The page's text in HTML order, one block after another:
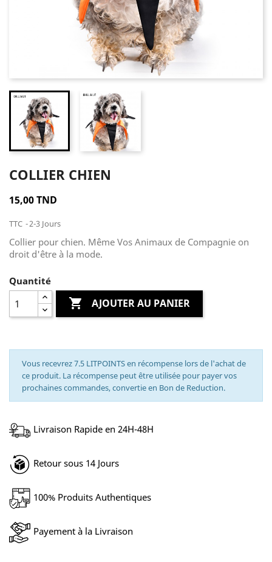
COLLIER CHIEN
15,00 TND
TTC 2-3 Jours
Collier pour chien. Même Vos Animaux de Compagnie on
droit d'être à la mode.
Quantité
 AJOUTER AU PANIER
Vous recevrez 7.5 LITPOINTS en récompense lors de l'achat de
ce produit. La récompense peut être utilisée pour payer vos
prochaines commandes, convertie en Bon de Reduction.
Livraison Rapide en 24H-48H
Retour sous 14 Jours
100% Produits Authentiques
Payement à la Livraison